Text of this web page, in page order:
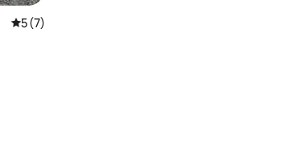
prosječna ocjena 5 od 5, recenzija: 7
5 (7)